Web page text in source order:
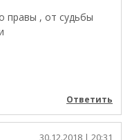
правы , от судьбы
Ответить
30.12.2018 | 20:31